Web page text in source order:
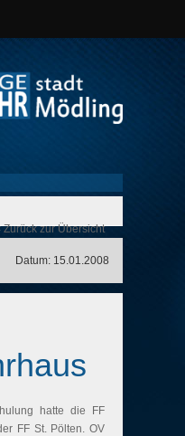
Zurück zur Übersicht
Datum: 15.01.2008
hatte die FF
FF St. Pölten. OV